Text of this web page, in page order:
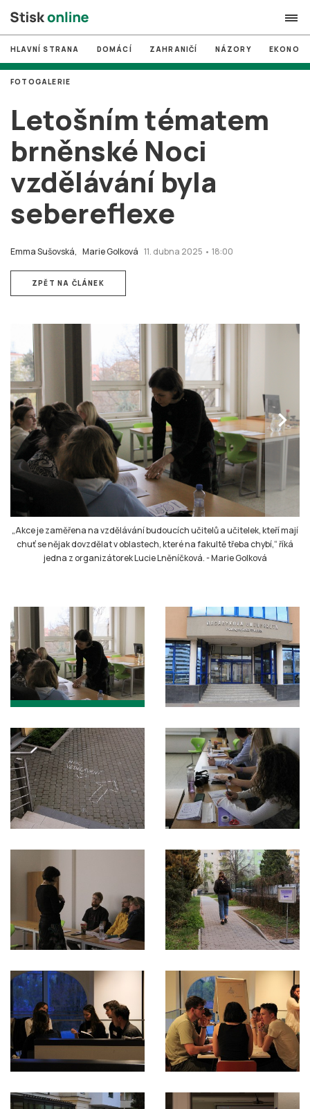
search
# MUNI
Brno
# volby
login PŘIHLÁSIT SE
Zapomněli jste heslo?
HLAVNÍ STRANA DOMÁCÍ ZAHRANIČÍ NÁZORY
Letošním tématem
brněnské Noci
vzdělávání byla
sebereflexe
Emma Sušovská, Marie Golková 11. dubna 2025 • 18:00
FOTOGALERIE
ZPĚT NA ČLÁNEK
chevron_right
„Akce je zaměřena na vzdělávání budoucích učitelů a učitelek, kteří mají
chuť se nějak dovzdělat v oblastech, které na fakultě třeba chybí,“ říká
jedna z organizátorek Lucie Lněníčková.-Marie Golková